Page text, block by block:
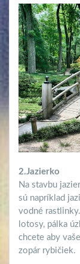
2.Jazierko
Na stavbu
sú napríklad
vodné
lotosy, pálka
chcete aby
zopár rybičiek.